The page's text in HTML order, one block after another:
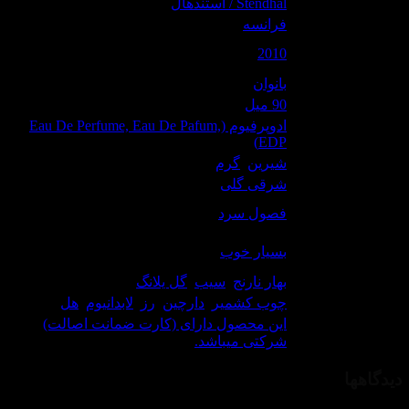
فرانسه
ادوپرفیوم (Eau De Perfume, Eau De Pafum,
,گرم
شرقی گلی
فصول سرد
بسیار خوب
بهار نارنج, سیب گل یلانگ
چوب کشمیر,دارچین, رز,لابدانیوم,هل
این محصول دارای (کارت ضمانت اصالت)
شرکتی میباشد.